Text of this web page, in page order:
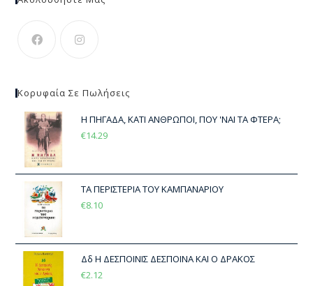
Κορυφαία Σε Πωλήσεις
Η ΠΗΓΑΔΑ, ΚΑΤΙ ΑΝΘΡΩΠΟΙ, ΠΟΥ 'ΝΑΙ ΤΑ ΦΤΕΡΑ;
€14.29
ΤΑ ΠΕΡΙΣΤΕΡΙΑ ΤΟΥ ΚΑΜΠΑΝΑΡΙΟΥ
€8.10
Δδ Η ΔΕΣΠΟΙΝΙΣ ΔΕΣΠΟΙΝΑ ΚΑΙ Ο ΔΡΑΚΟΣ
€2.12